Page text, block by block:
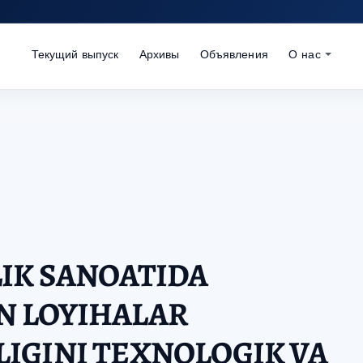
Текущий выпуск Архивы Объявления О нас
SANOATIDA
LOYIHALAR
TEXNOLOGIK VA